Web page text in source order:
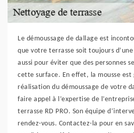
Le démoussage de dallage est
que votre terrasse soit toujours
aussi pour éviter que des personnes
cette surface. En effet, la mousse est
réalisation du démoussage de votre
faire appel à l’expertise de
terrasse RD PRO. Son équipe
rendez-vous. Contactez-la pour en